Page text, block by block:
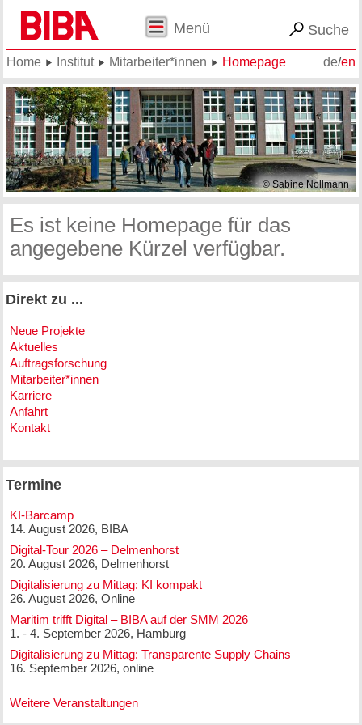
Menü Suche
de/en
Home Institut Mitarbeiter*innen Homepage
© Sabine Nollmann
Es ist keine Homepage für das
angegebene Kürzel verfügbar.
Direkt zu ...
Neue Projekte
Aktuelles
Auftragsforschung
Mitarbeiter*innen
Karriere
Anfahrt
Kontakt
Termine
KI-Barcamp
14. August 2026, BIBA
Digital-Tour 2026 – Delmenhorst
20. August 2026, Delmenhorst
Digitalisierung zu Mittag: KI kompakt
26. August 2026, Online
Maritim trifft Digital – BIBA auf der SMM 2026
1. - 4. September 2026, Hamburg
Digitalisierung zu Mittag: Transparente Supply Chains
16. September 2026, online
Weitere Veranstaltungen